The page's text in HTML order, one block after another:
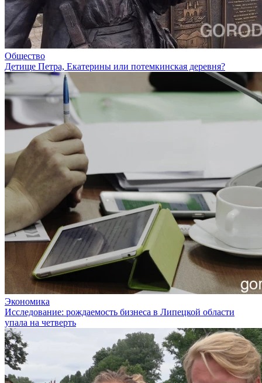
Общество
Детище Петра, Екатерины или потемкинская деревня?
Экономика
Исследование: рождаемость бизнеса в Липецкой области
упала на четверть